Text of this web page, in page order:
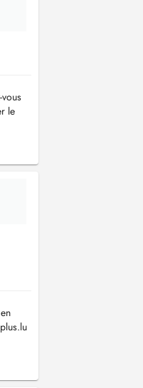
le